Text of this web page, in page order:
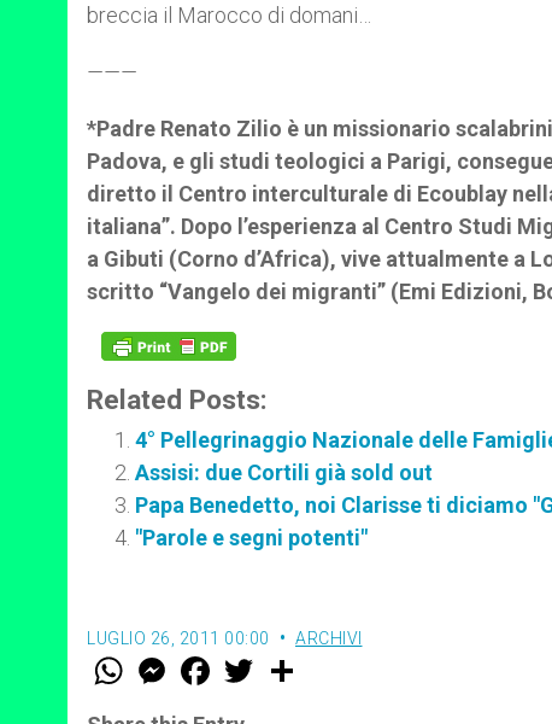
breccia il Marocco di domani…
———
*Padre Renato Zilio è un missionario
Padova, e gli studi teologici a Parigi,
diretto il Centro interculturale di Ecoublay
italiana”. Dopo l’esperienza al Centro Studi
a Gibuti (Corno d’Africa), vive attualmente a
scritto “Vangelo dei migranti” (Emi Edizioni,
Related Posts:
4° Pellegrinaggio Nazionale delle
Assisi: due Cortili già sold out
Papa Benedetto, noi Clarisse ti diciamo
"Parole e segni potenti"
LUGLIO 26, 2011 00:00 ARCHIVI
W
t
M
e
s
F
a
e
w